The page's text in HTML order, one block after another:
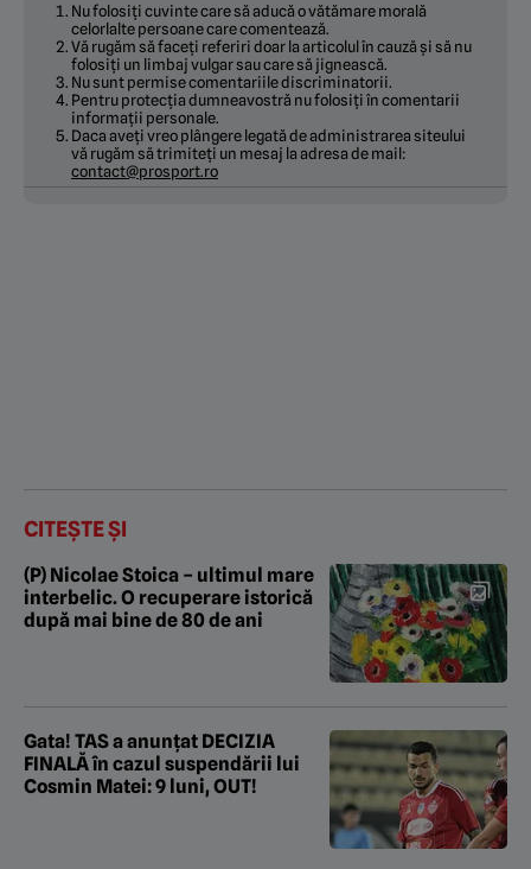
Nu folosiți cuvinte care să aducă o vătămare morală
celorlalte persoane care comentează.
Vă rugăm să faceți referiri doar la articolul în cauză și să nu
folosiți un limbaj vulgar sau care să jignească.
Nu sunt permise comentariile discriminatorii.
Pentru protecția dumneavostră nu folosiți în comentarii
informații personale.
Daca aveți vreo plângere legată de administrarea siteului
vă rugăm să trimiteți un mesaj la adresa de mail:
contact@prosport.ro
CITEȘTE ȘI
(P) Nicolae Stoica – ultimul mare
interbelic. O recuperare istorică
după mai bine de 80 de ani
Gata! TAS a anunțat DECIZIA
FINALĂ în cazul suspendării lui
Cosmin Matei: 9 luni, OUT!